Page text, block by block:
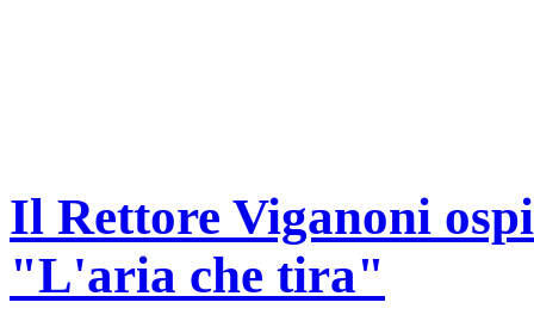
Il Rettore Viganoni
"L'aria che tira"